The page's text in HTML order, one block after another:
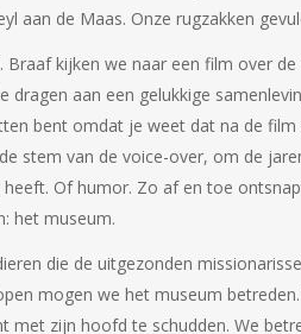
aan de Maas. Onze rugzakken
kijken we naar een film over
aan een gelukkige
bent omdat je weet dat na de
stem van de voice-over, om de
Of humor. Zo af en toe
het museum.
die de uitgezonden
mogen we het museum
met zijn hoofd te schudden. We